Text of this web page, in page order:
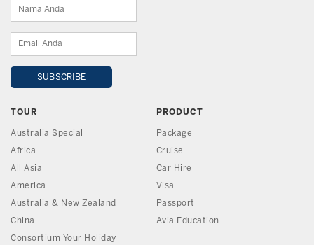
TOUR
Australia Special
Africa
All Asia
America
Australia & New Zealand
China
Consortium Your Holiday
PRODUCT
Package
Cruise
Car Hire
Visa
Passport
Avia Education